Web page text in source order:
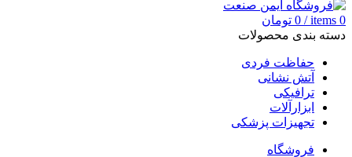
0
items
/
0 تومان
دسته بندی محصولات
حفاظت فردی
آتش نشانی
ترافیکی
ابزارآلات
تجهیزات پزشکی
فروشگاه